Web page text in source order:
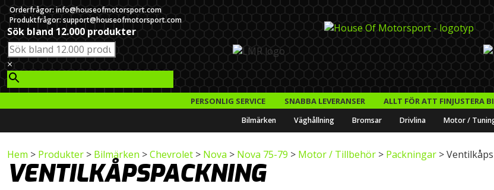
Orderfrågor: info@houseofmotorsport.com
Produktfrågor: support@houseofmotorsport.com
Sök bland 12.000 produkter
×
PERSONLIG SERVICE SNABBA LEVERANSER ALLT FÖR ATT FINJUSTERA
Bilmärken Väghållning Bromsar Drivlina Motor /
Hem > Produkter > Bilmärken >Chevrolet > Nova > Nova 75-79 > Motor / Tillbehör > Packningar >
VENTILKÅPSPACKNING